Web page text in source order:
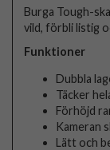
Burga Tough-
vild, förbli listig
Funktioner
Dubbla
Täcker
Förhöjd
Kameran
Lätt och